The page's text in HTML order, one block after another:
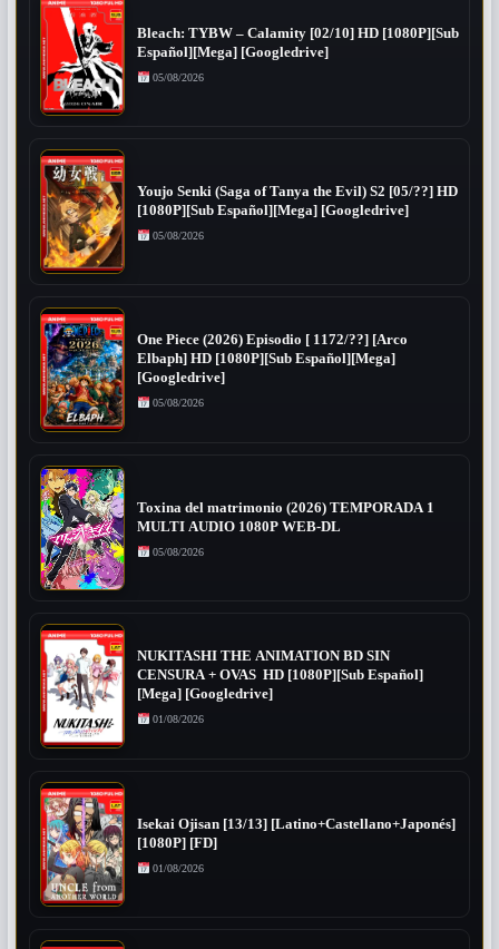
Bleach: TYBW – Calamity [02/10] HD [1080P][Sub
Español][Mega] [Googledrive]
05/08/2026
Youjo Senki (Saga of Tanya the Evil) S2 [05/??] HD
[1080P][Sub Español][Mega] [Googledrive]
05/08/2026
One Piece (2026) Episodio [ 1172/??] [Arco
Elbaph] HD [1080P][Sub Español][Mega]
[Googledrive]
05/08/2026
Toxina del matrimonio (2026) TEMPORADA 1
MULTI AUDIO 1080P WEB-DL
05/08/2026
NUKITASHI THE ANIMATION BD SIN
CENSURA + OVAS HD [1080P][Sub Español]
[Mega] [Googledrive]
01/08/2026
Isekai Ojisan [13/13] [Latino+Castellano+Japonés]
[1080P] [FD]
01/08/2026